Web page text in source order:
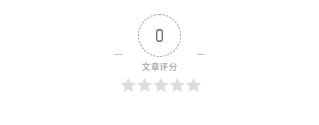
0
文章评分